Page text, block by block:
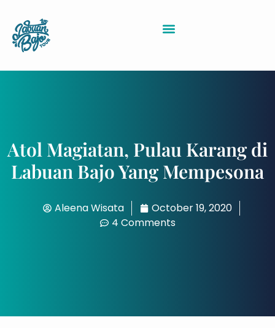
Atol Magiatan, Pulau Karang di
Labuan Bajo Yang Mempesona
Aleena Wisata
October 19, 2020
4 Comments